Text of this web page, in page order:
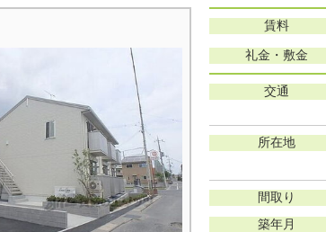
賃料
礼金・敷金
交通
所在地
間取り
築年月